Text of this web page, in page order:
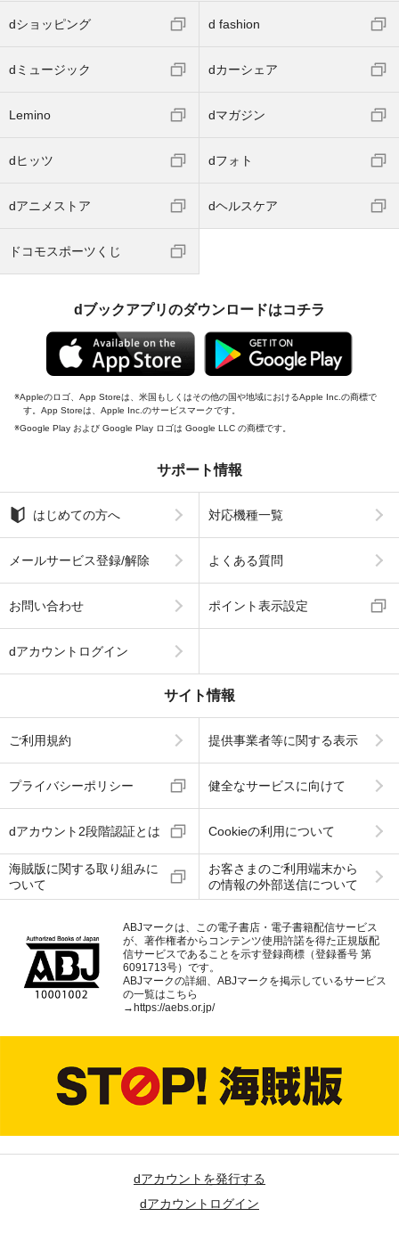
dショッピング d fashion
dミュージック dカーシェア
Lemino dマガジン
dヒッツ dフォト
dアニメストア dヘルスケア
ドコモスポーツくじ
dブックアプリのダウンロードはコチラ
Appleのロゴ、App Storeは、米国もしくはその他の国や地域におけるApple Inc.の商標で
す。App Storeは、Apple Inc.のサービスマークです。
Google Play および Google Play ロゴは Google LLC の商標です。
サポート情報
はじめての方へ 対応機種一覧
メールサービス登録/解除 よくある質問
お問い合わせ ポイント表示設定
dアカウントログイン
サイト情報
ご利用規約 提供事業者等に関する表示
プライバシーポリシー 健全なサービスに向けて
dアカウント2段階認証とは Cookieの利用について
海賊版に関する取り組みに
ついて
お客さまのご利用端末から
の情報の外部送信について
ABJマークは、この電子書店・電子書籍配信サービス
が、著作権者からコンテンツ使用許諾を得た正規版配
信サービスであることを示す登録商標（登録番号 第
6091713号）です。
ABJマークの詳細、ABJマークを掲示しているサービス
の一覧はこちら
→https://aebs.or.jp/
dアカウントを発行する
dアカウントログイン